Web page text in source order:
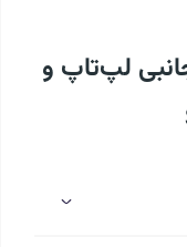
لپ‌تاپ و